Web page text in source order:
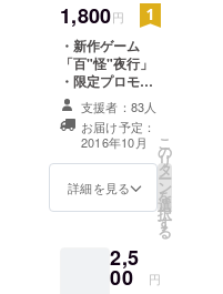
1,800円
・新作ゲーム
「百"怪"夜行」
・限定プロモー
ションカード ・
お名前をマニュ
アルに記載 新作
ゲームの
「百"怪"夜行」
を予約購入いた
だけます。 予約
ニュアルにお名
前を記載させて
支援者：83人
お届け予定：
2016年10月
詳細を見る
こ
の
リ
タ
ー
ン
を
選
択
す
る
2,5
00 円